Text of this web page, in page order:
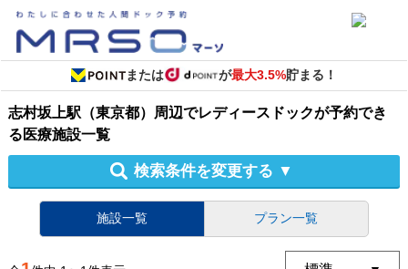
または が最大3.5%貯まる！
志村坂上駅（東京都）周辺でレディースドックが予約でき
る医療施設一覧
検索条件を変更する ▼
施設一覧 プラン一覧